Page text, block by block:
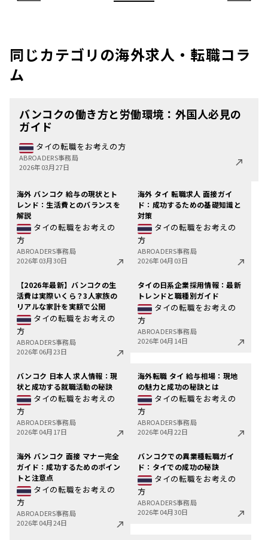
同じカテゴリの海外求人・転職コラ
ム
バンコクの働き方と労働環境：外国人必見の
ガイド
タイの転職をお考えの方
ABROADERS事務局
2026年03月27日
海外 バンコク 給与の現状とト
レンド：生活費とのバランスを
解説
タイの転職をお考えの
方
ABROADERS事務局
2026年03月30日
海外 タイ 転職求人 面接ガイ
ド：成功するための基礎知識と
対策
タイの転職をお考えの
方
ABROADERS事務局
2026年04月03日
【2026年最新】バンコクの生
活費は実際いくら？3人家族の
リアルな家計を実額で公開
タイの転職をお考えの
方
ABROADERS事務局
2026年06月23日
タイの日系企業採用情報：最新
トレンドと職種別ガイド
タイの転職をお考えの
方
ABROADERS事務局
2026年04月14日
バンコク 日本人 求人情報：現
状と成功する就職活動の秘訣
タイの転職をお考えの
方
ABROADERS事務局
2026年04月17日
海外転職 タイ 給与相場：現地
の魅力と成功の秘訣とは
タイの転職をお考えの
方
ABROADERS事務局
2026年04月22日
海外 バンコク 面接 マナー完全
ガイド：成功するためのポイン
トと注意点
タイの転職をお考えの
方
ABROADERS事務局
2026年04月24日
バンコクでの異業種転職ガイ
ド：タイでの成功の秘訣
タイの転職をお考えの
方
ABROADERS事務局
2026年04月30日